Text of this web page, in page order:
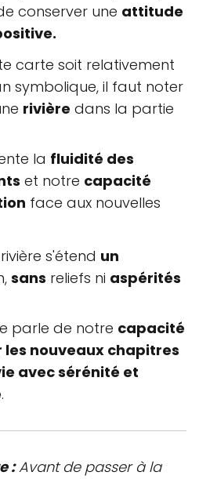
conserver une attitude
carte soit relativement
symbolique, il faut noter
rivière dans la partie
la fluidité des
et notre capacité
face aux nouvelles
s'étend un
sans reliefs ni aspérités
parle de notre capacité
nouveaux chapitres
avec sérénité et
.
:Avant de passer à la